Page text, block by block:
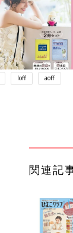
loff aoff
関連記